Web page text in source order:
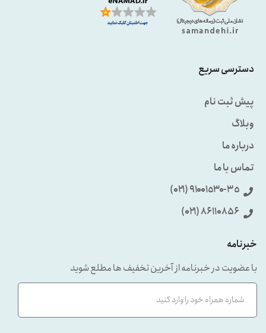
دسترسی سریع
پیش ثبت نام
وبلاگ
درباره ما
تماس با ما
٩۱۰۰۱٥۳۰-۳٥ (۰۲۱)
86110856 (۰۲۱)
خبرنامه
با عضویت در خبرنامه از آخرین تخفیف ها مطلع شوید